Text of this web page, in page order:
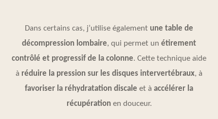
Dans certains cas, j’utilise également une table de
décompression lombaire, qui permet un étirement
contrôlé et progressif de la colonne. Cette technique aide
à réduire la pression sur les disques intervertébraux, à
favoriser la réhydratation discale et à accélérer la
récupérationen douceur.